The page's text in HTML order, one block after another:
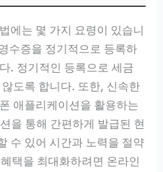
에는 몇 가지 요령이 있습니
수증을 정기적으로 등록하
. 정기적인 등록으로 세금
도록 합니다. 또한, 신속한
애플리케이션을 활용하는
을 통해 간편하게 발급된 현
수 있어 시간과 노력을 절약
택을 최대화하려면 온라인